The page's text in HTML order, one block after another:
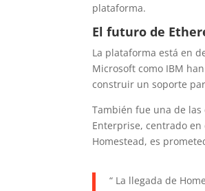
plataforma.
El futuro de
La plataforma está en
Microsoft como IBM
construir un soporte
También fue una de las
Enterprise, centrado
Homestead, es
“ La llegada de